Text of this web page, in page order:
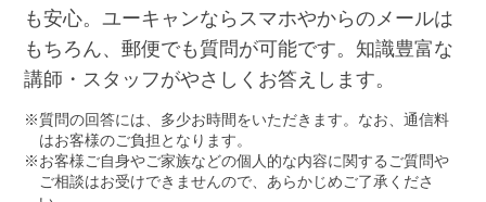
も安心。ユーキャンならスマホやからのメールは
もちろん、郵便でも質問が可能です。知識豊富な
講師・スタッフがやさしくお答えします。
質問の回答には、多少お時間をいただきます。なお、通信料
はお客様のご負担となります。
お客様ご自身やご家族などの個人的な内容に関するご質問や
ご相談はお受けできませんので、あらかじめご了承くださ